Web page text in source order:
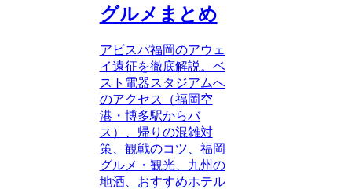
グルメまとめ
アビスパ福岡のアウェ
イ遠征を徹底解説。ベ
スト電器スタジアムへ
のアクセス（福岡空
港・博多駅からバ
ス）、帰りの混雑対
策、観戦のコツ、福岡
グルメ・観光、九州の
地酒、おすすめホテル